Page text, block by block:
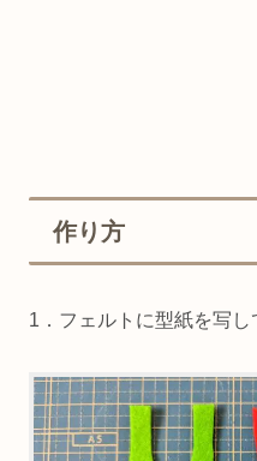
作り方
1．フェルトに型紙を写し